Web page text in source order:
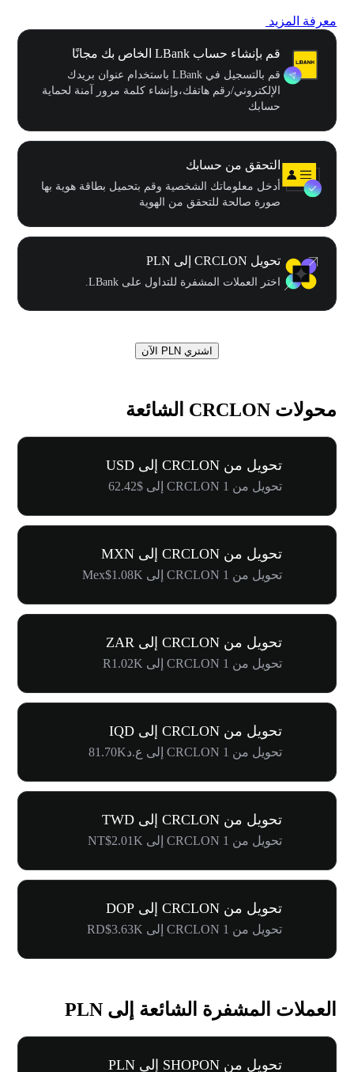
معرفة المزيد
قم بإنشاء حساب LBank الخاص بك مجانًا
قم بالتسجيل في LBank باستخدام عنوان بريدك
الإلكتروني/رقم هاتفك،وإنشاء كلمة مرور آمنة لحماية
حسابك
التحقق من حسابك
أدخل معلوماتك الشخصية وقم بتحميل بطاقة هوية بها
صورة صالحة للتحقق من الهوية
تحويل CRCLON إلى PLN
اختر العملات المشفرة للتداول على LBank.
اشتري PLN الآن
محولات CRCLON الشائعة
تحويل من CRCLON إلى USD
تحويل من 1 CRCLON إلى $62.42
تحويل من CRCLON إلى MXN
تحويل من 1 CRCLON إلى Mex$1.08K
تحويل من CRCLON إلى ZAR
تحويل من 1 CRCLON إلى R1.02K
تحويل من CRCLON إلى IQD
تحويل من 1 CRCLON إلى ع.د81.70K
تحويل من CRCLON إلى TWD
تحويل من 1 CRCLON إلى NT$2.01K
تحويل من CRCLON إلى DOP
تحويل من 1 CRCLON إلى RD$3.63K
العملات المشفرة الشائعة إلى PLN
تحويل من SHOPON إلى PLN